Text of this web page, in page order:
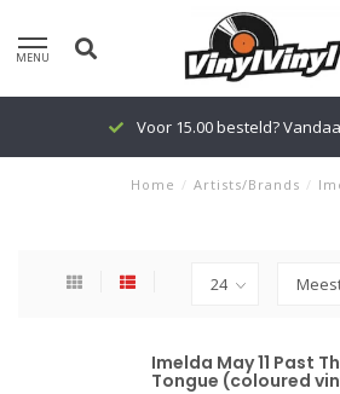
MENU
Voor 15.00 besteld?
Home / Artists/Brands /
Imelda May 11 Past
Tongue (coloured